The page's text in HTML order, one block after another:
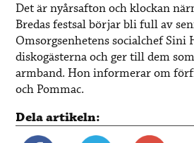
Det är nyårsafton och klockan
Bredas festsal börjar bli full av
Omsorgsenhetens socialchef
diskogästerna och ger till dem
armband. Hon informerar om
och Pommac.
Dela artikeln: